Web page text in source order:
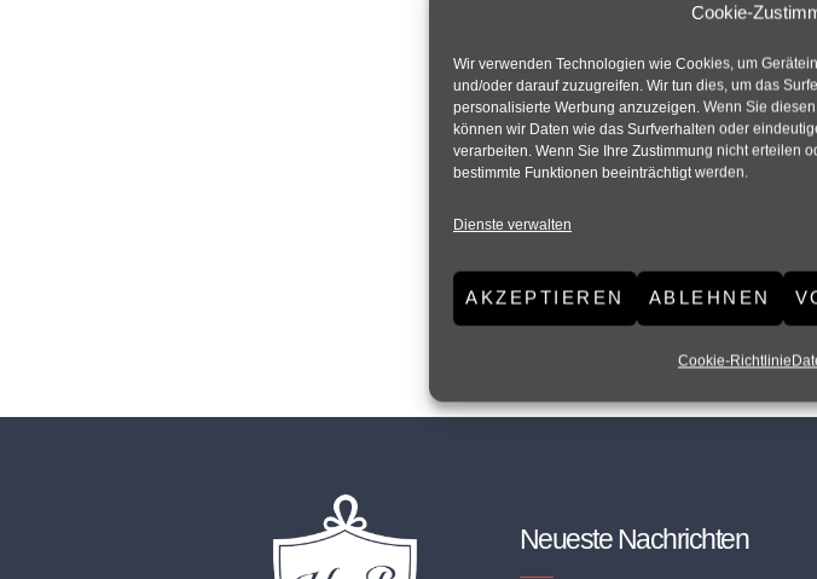
Cookie-
Wir verwenden Technologien wie Cookies, um
und/oder darauf zuzugreifen. Wir tun dies, um das
personalisierte Werbung anzuzeigen. Wenn Sie
können wir Daten wie das Surfverhalten oder
verarbeiten. Wenn Sie Ihre Zustimmung nicht erteilen
bestimmte Funktionen beeinträchtigt werden.
Dienste verwalten
AKZEPTIEREN ABLEHNEN
Cookie-Richtlinie
Neueste Nachrichten